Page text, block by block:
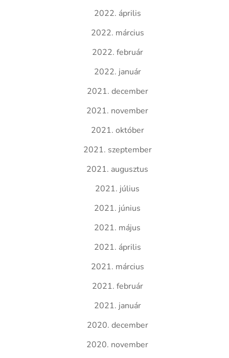
2022. április
2022. március
2022. február
2022. január
2021. december
2021. november
2021. október
2021. szeptember
2021. augusztus
2021. július
2021. június
2021. május
2021. április
2021. március
2021. február
2021. január
2020. december
2020. november